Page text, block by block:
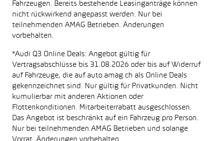
Fahrzeugen. Bereits bestehende Leasinganträge können
nicht rückwirkend angepasst werden. Nur bei
teilnehmenden AMAG Betrieben. Änderungen
vorbehalten.
*Audi Q3 Online Deals: Angebot gültig für
Vertragsabschlüsse bis 31.08.2026 oder bis auf Widerruf
auf Fahrzeuge, die auf auto.amag.ch als Online Deals
gekennzeichnet sind. Nur gültig für Privatkunden. Nicht
kumulierbar mit anderen Aktionen oder
Flottenkonditionen. Mitarbeiterrabatt ausgeschlossen.
Das Angebot ist beschränkt auf ein Fahrzeug pro Person.
Nur bei teilnehmenden AMAG Betrieben und solange
Vorrat. Änderungen vorbehalten.